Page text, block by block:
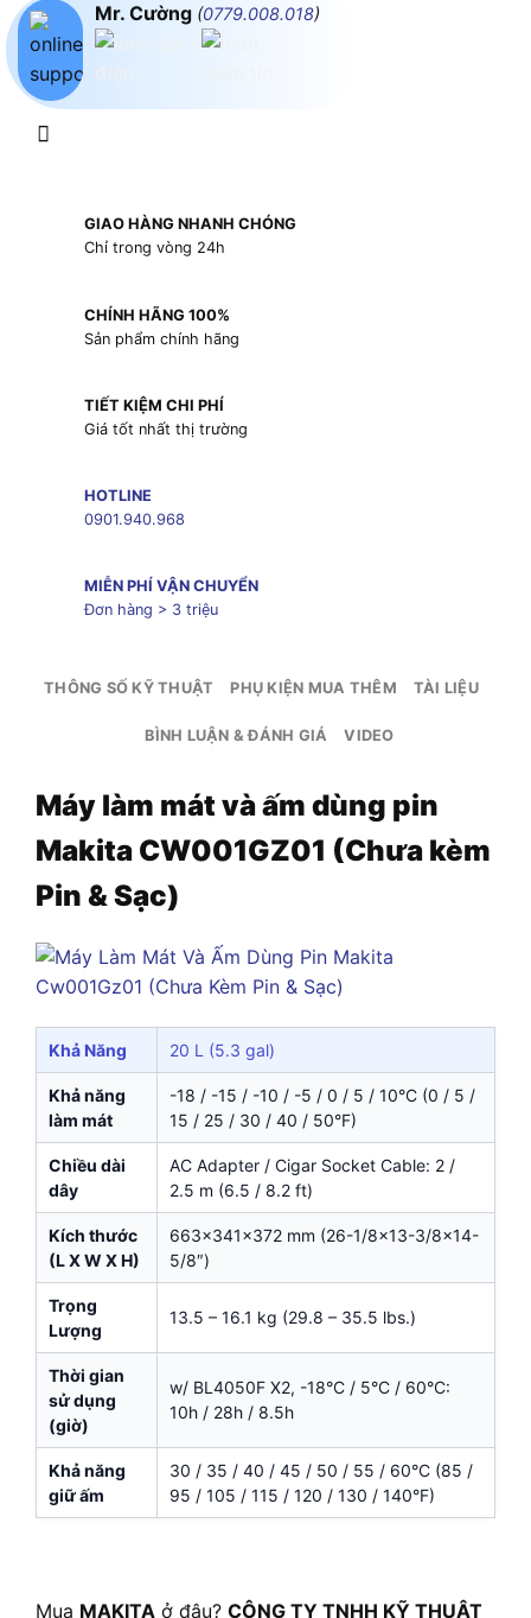
Mr. Cường (0779.008.018)
GIAO HÀNG NHANH CHÓNG
Chỉ trong vòng 24h
CHÍNH HÃNG 100%
Sản phẩm chính hãng
TIẾT KIỆM CHI PHÍ
Giá tốt nhất thị trường
HOTLINE
0901.940.968
MIỄN PHÍ VẬN CHUYỂN
Đơn hàng > 3 triệu
THÔNG SỐ KỸ THUẬT PHỤ KIỆN MUA THÊM TÀI LIỆU
BÌNH LUẬN & ĐÁNH GIÁ VIDEO
Máy làm mát và ấm dùng pin
Makita CW001GZ01 (Chưa kèm
Pin & Sạc)
Khả Năng 20 L (5.3 gal)
Khả năng
làm mát
-18 / -15 / -10 / -5 / 0 / 5 / 10°C (0 / 5 /
15 / 25 / 30 / 40 / 50°F)
Chiều dài
dây
AC Adapter / Cigar Socket Cable: 2 /
2.5 m (6.5 / 8.2 ft)
Kích thước
(L X W X H)
663x341x372 mm (26-1/8×13-3/8×14-
5/8″)
Trọng
Lượng
13.5 – 16.1 kg (29.8 – 35.5 lbs.)
Thời gian
sử dụng
(giờ)
w/ BL4050F X2, -18°C / 5°C / 60°C:
10h / 28h / 8.5h
Khả năng
giữ ấm
30 / 35 / 40 / 45 / 50 / 55 / 60°C (85 /
95 / 105 / 115 / 120 / 130 / 140°F)
Mua MAKITA ở đâu? CÔNG TY TNHH KỸ THUẬT